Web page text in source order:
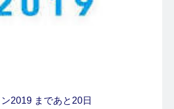
2019 まであと20日